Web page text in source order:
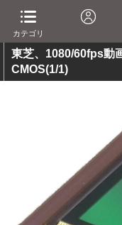
カテゴリ
東芝、1080/60fps動
CMOS(1/1)